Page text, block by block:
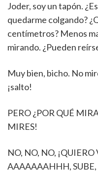
Joder, soy un tapón.
quedarme colgando?
centímetros? Menos
mirando. ¿Pueden
Muy bien, bicho. No
¡salto!
PERO ¿POR QUÉ
MIRES!
NO, NO, NO,
AAAAAAAHHH, SUBE,